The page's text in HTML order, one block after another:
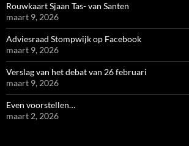
Rouwkaart Sjaan Tas- van Santen
maart 9, 2026
Adviesraad Stompwijk op Facebook
maart 9, 2026
Verslag van het debat van 26 februari
maart 9, 2026
Even voorstellen…
maart 2, 2026